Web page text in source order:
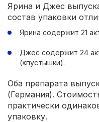
Ярина и Джес
состав упаковки
Ярина содержит 21
Джес содержит 24
(«пустышки).
Оба препарата
(Германия).
практически
упаковку.